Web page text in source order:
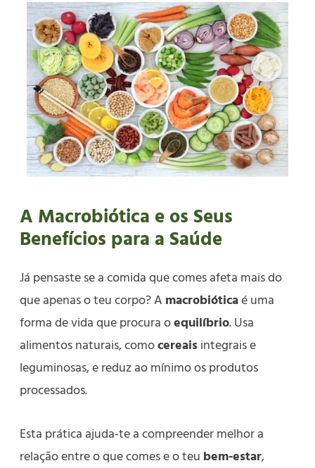
A Macrobiótica e os Seus
Benefícios para a Saúde
Já pensaste se a comida que comes afeta mais do
que apenas o teu corpo? A macrobióticaé uma
forma de vida que procura oequilíbrio. Usa
alimentos naturais, comocereaisintegrais e
leguminosas, e reduz ao mínimo os produtos
processados.
Esta prática ajuda-te a compreender melhor a
relação entre o que comes e o teu bem-estar,